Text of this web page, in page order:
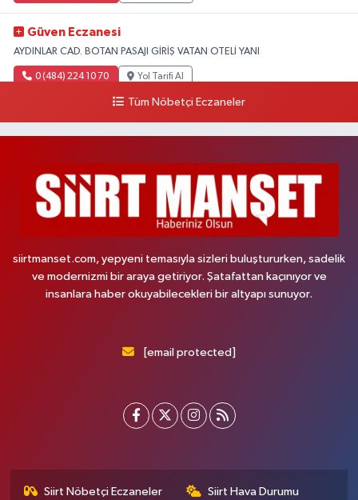
Güven Eczanesi
AYDINLAR CAD. BOTAN PASAJI GİRİŞ VATAN OTELİ YANI
0 (484) 224 10 70 Yol Tarifi Al
Tüm Nöbetçi Eczaneler
siirtmanset.com, yepyeni temasıyla sizleri buluştururken, sadelik
ve modernizmi bir araya getiriyor. Şatafattan kaçınıyor ve
insanlara haber okuyabilecekleri bir altyapı sunuyor.
[email protected]
Siirt Nöbetçi Eczaneler Siirt Hava Durumu